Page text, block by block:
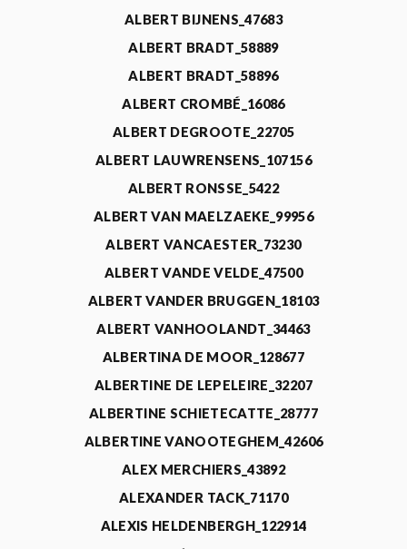
ALBERT BIJNENS_47683
ALBERT BRADT_58889
ALBERT BRADT_58896
ALBERT CROMBÉ_16086
ALBERT DEGROOTE_22705
ALBERT LAUWRENSENS_107156
ALBERT RONSSE_5422
ALBERT VAN MAELZAEKE_99956
ALBERT VANCAESTER_73230
ALBERT VANDE VELDE_47500
ALBERT VANDER BRUGGEN_18103
ALBERT VANHOOLANDT_34463
ALBERTINA DE MOOR_128677
ALBERTINE DE LEPELEIRE_32207
ALBERTINE SCHIETECATTE_28777
ALBERTINE VANOOTEGHEM_42606
ALEX MERCHIERS_43892
ALEXANDER TACK_71170
ALEXIS HELDENBERGH_122914